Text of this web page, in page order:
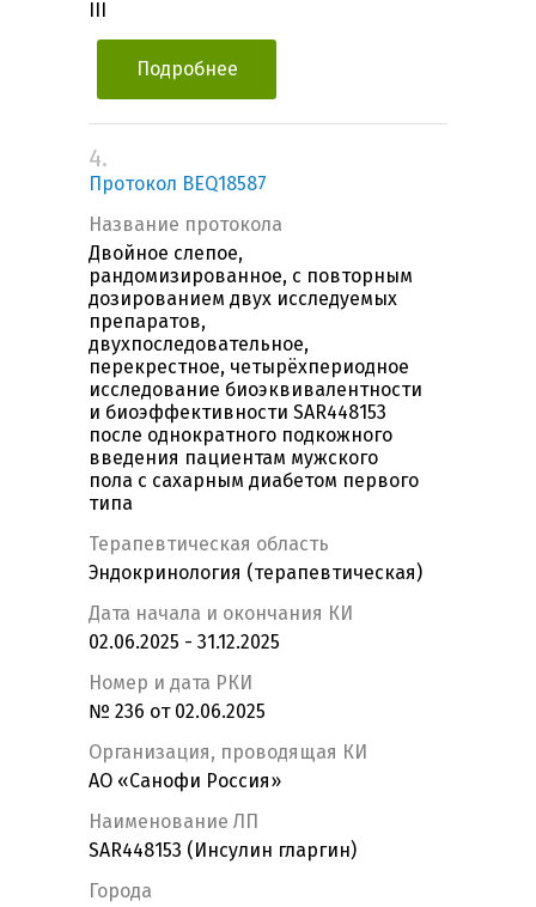
Подробнее
4.
Протокол BEQ18587
Название протокола
Двойное слепое,
рандомизированное, с повторным
дозированием двух исследуемых
препаратов,
двухпоследовательное,
перекрестное, четырёхпериодное
исследование биоэквивалентности
и биоэффективности SAR448153
после однократного подкожного
введения пациентам мужского
пола с сахарным диабетом первого
типа
Терапевтическая область
Эндокринология (терапевтическая)
Дата начала и окончания КИ
02.06.2025 - 31.12.2025
Номер и дата РКИ
№ 236 от 02.06.2025
Организация, проводящая КИ
АО «Санофи Россия»
Наименование ЛП
SAR448153 (Инсулин гларгин)
Города